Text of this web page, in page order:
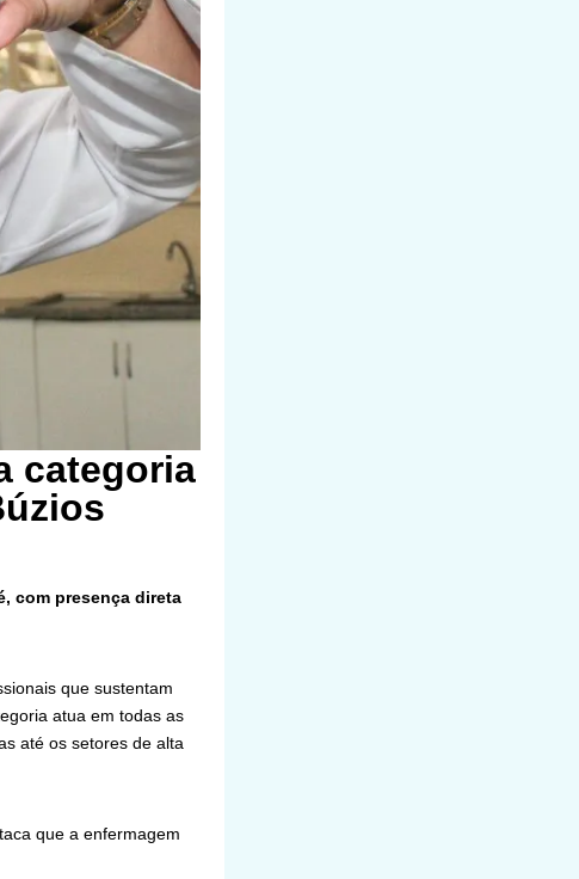
categoria
com presença direta
que sustentam
atua em todas as
até os setores de alta
que a enfermagem